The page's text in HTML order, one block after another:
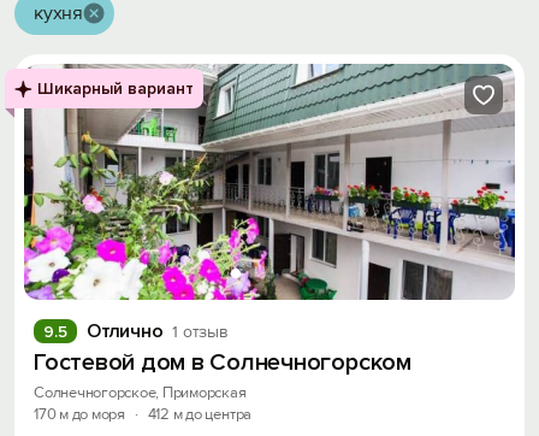
кухня
Шикарный вариант
Отлично 1 отзыв
9.5
Гостевой дом в Солнечногорском
Солнечногорское, Приморская
170 м до моря
· 412 м до центра